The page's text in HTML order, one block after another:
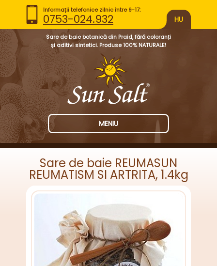
Informații telefonice zilnic între 9-17:
0753-024.932 HU
Sare de baie botanică din Praid, fără coloranți
și aditivi sintetici. Produse 100% NATURALE!
MENIU
Sare de baie REUMASUN
REUMATISM SI ARTRITA, 1.4kg